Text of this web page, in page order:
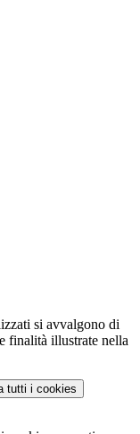
si avvalgono di
finalità illustrate nella
tutti i cookies